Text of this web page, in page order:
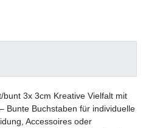
3x 3cm Kreative Vielfalt mit
Bunte Buchstaben für individuelle
Accessoires oder